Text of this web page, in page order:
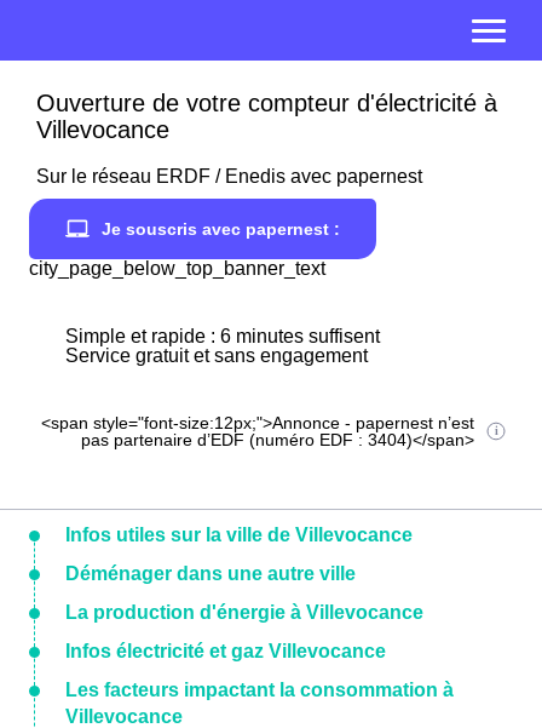
Ouverture de votre compteur d'électricité à
Villevocance
Sur le réseau ERDF / Enedis avec papernest
Je souscris avec papernest :
city_page_below_top_banner_text
Simple et rapide : 6 minutes suffisent
Service gratuit et sans engagement
<span style="font-size:12px;">Annonce - papernest n’est
pas partenaire d’EDF (numéro EDF : 3404)</span>
Infos utiles sur la ville de Villevocance
Déménager dans une autre ville
La production d'énergie à Villevocance
Infos électricité et gaz Villevocance
Les facteurs impactant la consommation à
Villevocance